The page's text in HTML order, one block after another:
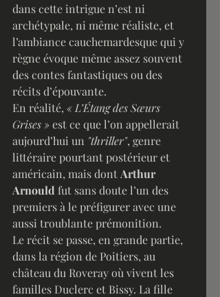
dans cette intrigue n’est ni
archétypale, ni même réaliste, et
l’ambiance cauchemardesque qui y
règne évoque même assez souvent
des contes fantastiques ou des
récits d’épouvante.
En réalité, « L’Étang des Sœurs
Grises » est ce que l’on appellerait
aujourd’hui un "thriller", genre
littéraire pourtant postérieur et
américain, mais dont Arthur
Arnould fut sans doute l’un des
premiers à le préfigurer avec une
aussi troublante prémonition.
Le récit se passe, en grande partie,
dans la région de Poitiers, au
château du Roveray où vivent les
familles Duclerc et Bissy. La fille